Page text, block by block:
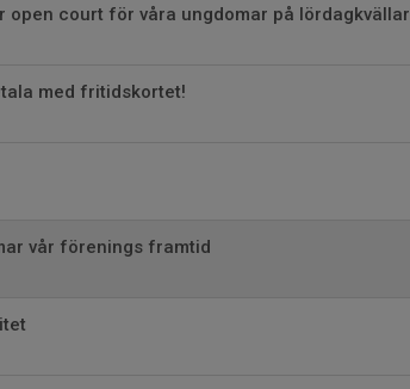
open court för våra ungdomar på lördagkvällar
med fritidskortet!
vår förenings framtid